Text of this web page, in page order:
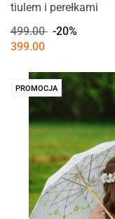
tiulem i perełkami
499.00 -20%
399.00
PROMOCJA